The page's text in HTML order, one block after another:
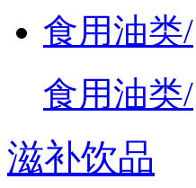
食用油类/
食用油类/
滋补饮品